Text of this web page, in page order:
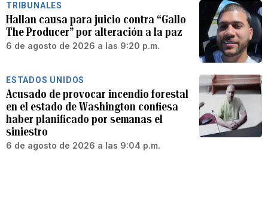
TRIBUNALES
Hallan causa para juicio contra “Gallo
The Producer” por alteración a la paz
6 de agosto de 2026 a las 9:20 p.m.
ESTADOS UNIDOS
Acusado de provocar incendio forestal
en el estado de Washington confiesa
haber planificado por semanas el
siniestro
6 de agosto de 2026 a las 9:04 p.m.